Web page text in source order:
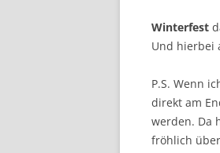
Winterfest
Und hierbei
P.S. Wenn
direkt am
werden. Da
fröhlich